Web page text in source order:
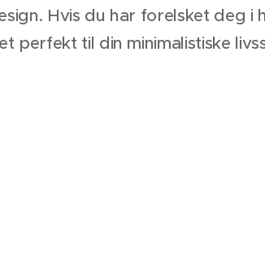
Hvis du har forelsket deg i
perfekt til din minimalistiske